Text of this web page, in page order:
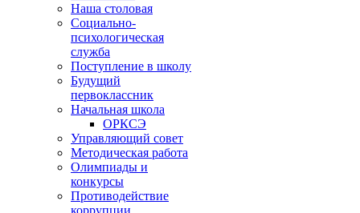
Наша столовая
Социально-
психологическая
служба
Поступление в школу
Будущий
первоклассник
Начальная школа
ОРКСЭ
Управляющий совет
Методическая работа
Олимпиады и
конкурсы
Противодействие
коррупции